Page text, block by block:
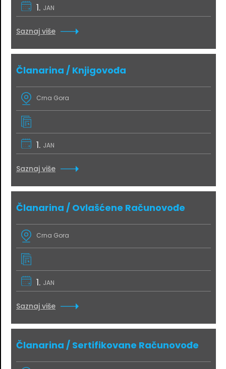
1. JAN
Saznaj više
Članarina / Knjigovođa
Crna Gora
1. JAN
Saznaj više
Članarina / Ovlašćene Računovođe
Crna Gora
1. JAN
Saznaj više
Članarina / Sertifikovane Računovođe